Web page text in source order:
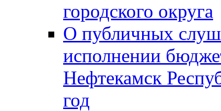
городского округа
О публичных
исполнении
Нефтекамск
год